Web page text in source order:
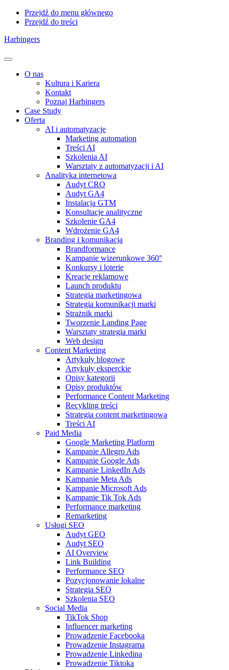
Przejdź do menu głównego
Przejdź do treści
Harbingers
Menu
O nas
Kultura i Kariera
Kontakt
Poznaj Harbingers
Case Study
Oferta
AI i automatyzacje
Marketing automation
Treści AI
Szkolenia AI
Warsztaty z automatyzacji i AI
Analityka internetowa
Audyt CRO
Audyt GA4
Instalacja GTM
Konsultacje analityczne
Szkolenie GA4
Wdrożenie GA4
Branding i komunikacja
Brandformance
Kampanie wizerunkowe 360°
Konkursy i loterie
Kreacje reklamowe
Launch produktu
Strategia marketingowa
Strategia komunikacji marki
Strażnik marki
Tworzenie Landing Page
Warsztaty strategia marki
Web design
Content Marketing
Artykuły blogowe
Artykuły eksperckie
Opisy kategorii
Opisy produktów
Performance Content Marketing
Recykling treści
Strategia content marketingowa
Treści AI
Paid Media
Google Marketing Platform
Kampanie Allegro Ads
Kampanie Google Ads
Kampanie LinkedIn Ads
Kampanie Meta Ads
Kampanie Microsoft Ads
Kampanie Tik Tok Ads
Performance marketing
Remarketing
Usługi SEO
Audyt GEO
Audyt SEO
AI Overview
Link Building
Performance SEO
Pozycjonowanie lokalne
Strategia SEO
Szkolenia SEO
Social Media
TikTok Shop
Influencer marketing
Prowadzenie Facebooka
Prowadzenie Instagrama
Prowadzenie Linkedina
Prowadzenie Tiktoka